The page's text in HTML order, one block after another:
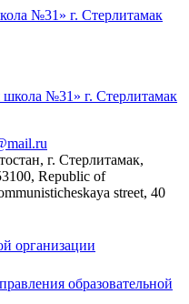
№31» г. Стерлитамак
г. Стерлитамак,
Republic of
street, 40
организации
образовательной